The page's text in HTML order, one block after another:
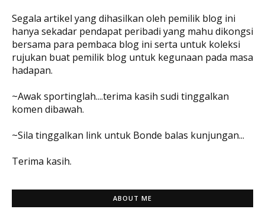
Segala artikel yang dihasilkan oleh pemilik blog ini
hanya sekadar pendapat peribadi yang mahu dikongsi
bersama para pembaca blog ini serta untuk koleksi
rujukan buat pemilik blog untuk kegunaan pada masa
hadapan.
~Awak sportinglah....terima kasih sudi tinggalkan
komen dibawah.
~Sila tinggalkan link untuk Bonde balas kunjungan...
Terima kasih.
ABOUT ME